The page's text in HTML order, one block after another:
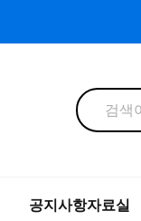
공지사항자료실